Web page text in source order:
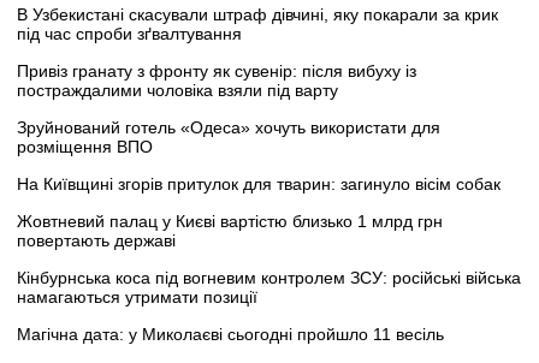
В Узбекистані скасували штраф дівчині, яку покарали за крик
під час спроби зґвалтування
Привіз гранату з фронту як сувенір: після вибуху із
постраждалими чоловіка взяли під варту
Зруйнований готель «Одеса» хочуть використати для
розміщення ВПО
На Київщині згорів притулок для тварин: загинуло вісім собак
Жовтневий палац у Києві вартістю близько 1 млрд грн
повертають державі
Кінбурнська коса під вогневим контролем ЗСУ: російські війська
намагаються утримати позиції
Магічна дата: у Миколаєві сьогодні пройшло 11 весіль